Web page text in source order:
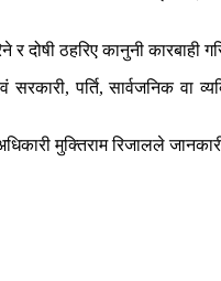
र दोषी ठहरिए कानुनी कारबाही
पर्ति, सार्वजनिक वा
मुक्तिराम रिजालले